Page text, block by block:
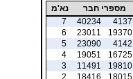
מספרי חבר
נא'מ
4137
40234
7
19370
23011
6
4142
23090
5
16725
19051
4
19810
11491
3
18015
18416
2